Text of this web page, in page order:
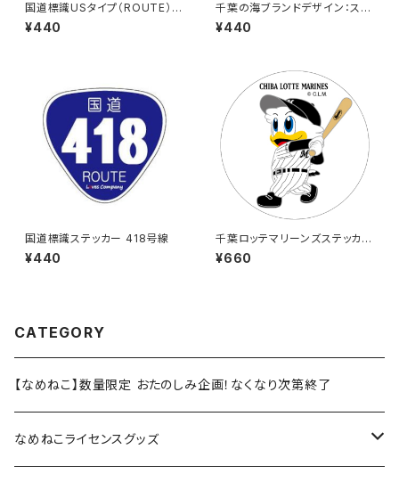
国道標識USタイプ（ROUTE）ス
テッカー 425号線（ホワイト）
¥440
千葉の海ブランドデザイン：ステ
ッカー3
¥440
国道標識ステッカー 418号線
¥440
千葉ロッテマリーンズステッカー
8（大）
¥660
CATEGORY
【なめねこ】数量限定 おたのしみ企画！なくなり次第終了
なめねこライセンスグッズ